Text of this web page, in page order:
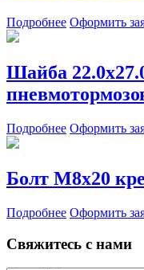
Подробнее Оформить
Шайба
Подробнее Оформить
Болт М8х20
Подробнее Оформить
Свяжитесь с нами